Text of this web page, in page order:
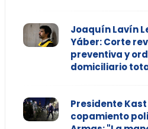
Joaquín Lavín
Yáber: Corte
preventiva y
domiciliario
Presidente
copamiento